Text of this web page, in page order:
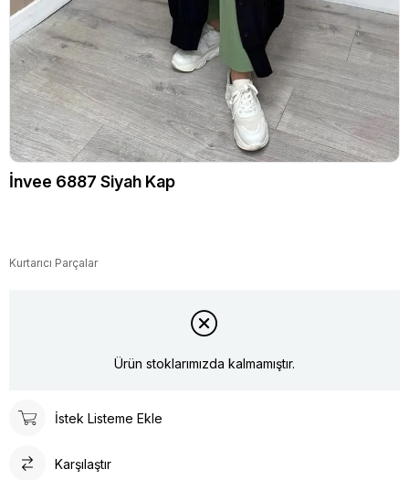
İnvee 6887 Siyah Kap
Kurtarıcı Parçalar
Ürün stoklarımızda kalmamıştır.
İstek Listeme Ekle
Karşılaştır